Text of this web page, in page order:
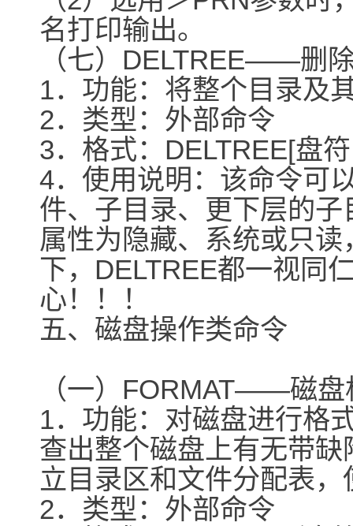
名打印输出。
（七）DELTREE――删
1．功能：将整个目录及
2．类型：外部命令
3．格式：DELTREE[盘
4．使用说明：该命令可
件、子目录、更下层的
属性为隐藏、系统或只
下，DELTREE都一视同
心！！！
五、磁盘操作类命令
（一）FORMAT――磁盘
1．功能：对磁盘进行格
查出整个磁盘上有无带
立目录区和文件分配表
2．类型：外部命令